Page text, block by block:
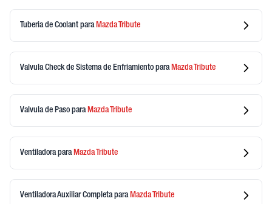
Tuberia de Coolant para MazdaTribute
Valvula Check de Sistema de Enfriamiento para MazdaTribute
Valvula de Paso para MazdaTribute
Ventiladorapara MazdaTribute
Ventiladora Auxiliar Completapara MazdaTribute